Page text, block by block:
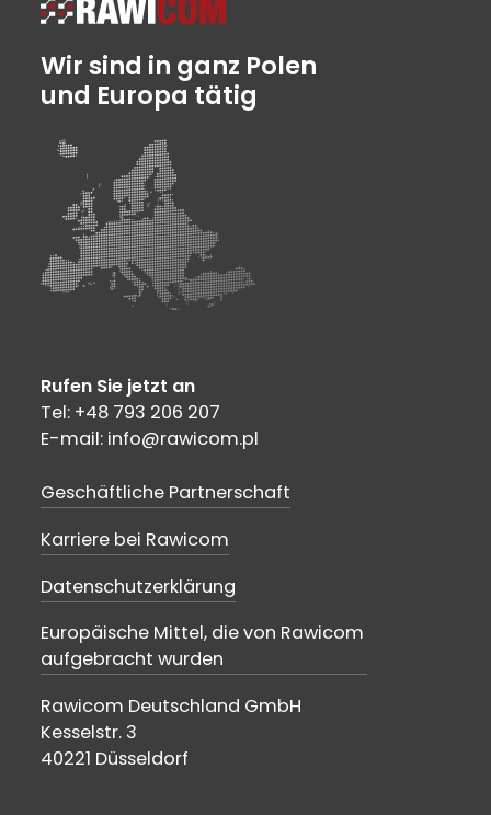
Wir sind in ganz Polen
und Europa tätig
Rufen Sie jetzt an
Tel: +48 793 206 207
E-mail: info@rawicom.pl
Geschäftliche Partnerschaft
Karriere bei Rawicom
Datenschutzerklärung
Europäische Mittel, die von Rawicom
aufgebracht wurden
Rawicom Deutschland GmbH
Kesselstr. 3
40221 Düsseldorf